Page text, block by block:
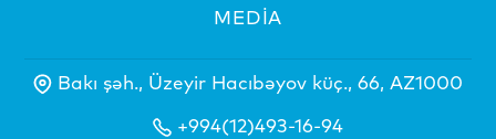
MEDİA
Bakı şəh., Üzeyir Hacıbəyov küç., 66, AZ1000
+994(12)493-16-94